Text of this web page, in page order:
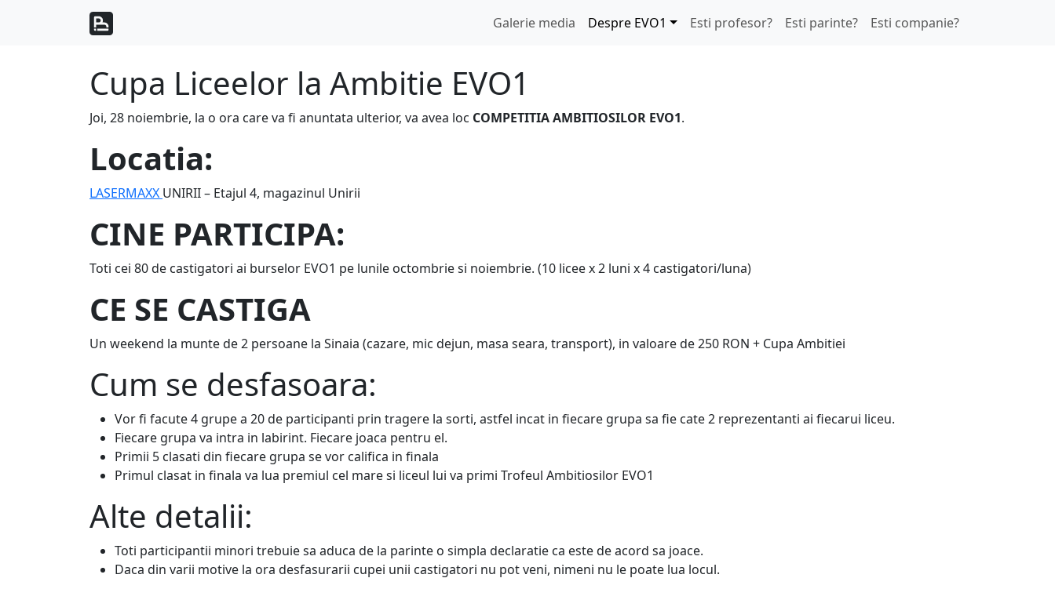
Galerie media
Despre EVO1 Esti profesor? Esti parinte? Esti companie?
Cupa Liceelor la Ambitie EVO1
Joi, 28 noiembrie, la o ora care va fi anuntata ulterior, va avea loc COMPETITIA AMBITIOSILOR EVO1.
Locatia:
LASERMAXX UNIRII – Etajul 4, magazinul Unirii
CINE PARTICIPA:
Toti cei 80 de castigatori ai burselor EVO1 pe lunile octombrie si noiembrie. (10 licee x 2 luni x 4 castigatori/luna)
CE SE CASTIGA
Un weekend la munte de 2 persoane la Sinaia (cazare, mic dejun, masa seara, transport), in valoare de 250 RON + Cupa Ambitiei
Cum se desfasoara:
Vor fi facute 4 grupe a 20 de participanti prin tragere la sorti, astfel incat in fiecare grupa sa fie cate 2 reprezentanti ai fiecarui liceu.
Fiecare grupa va intra in labirint. Fiecare joaca pentru el.
Primii 5 clasati din fiecare grupa se vor califica in finala
Primul clasat in finala va lua premiul cel mare si liceul lui va primi Trofeul Ambitiosilor EVO1
Alte detalii:
Toti participantii minori trebuie sa aduca de la parinte o simpla declaratie ca este de acord sa joace.
Daca din varii motive la ora desfasurarii cupei unii castigatori nu pot veni, nimeni nu le poate lua locul.